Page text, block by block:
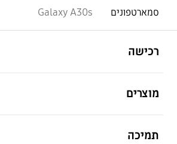
סמארטפונים
Galaxy A30s
רכישה
מוצרים
תמיכה